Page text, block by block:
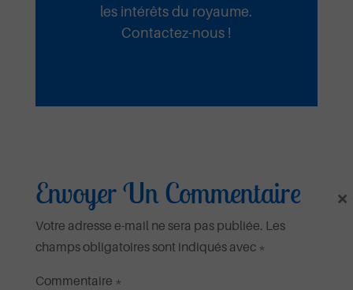
les intérêts du royaume.
Contactez-nous !
Envoyer Un Commentaire
Votre adresse e-mail ne sera pas publiée. Les
champs obligatoires sont indiqués avec *
Commentaire *
Fidèle
×